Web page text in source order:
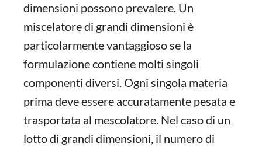
dimensioni possono prevalere. Un
miscelatore di grandi dimensioni è
particolarmente vantaggioso se la
formulazione contiene molti singoli
componenti diversi. Ogni singola materia
prima deve essere accuratamente pesata e
trasportata al mescolatore. Nel caso di un
lotto di grandi dimensioni, il numero di